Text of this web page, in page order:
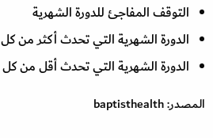
التوقف المفاجئ للدورة الشهرية
الدورة الشهرية التي تحدث أكثر من كل 21 يومًا
الدورة الشهرية التي تحدث أقل من كل 45 يومًا
المصدر: baptisthealth